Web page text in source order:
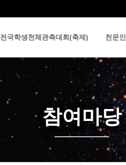
전국학생천체관측대회(축제) 천문
참여마당